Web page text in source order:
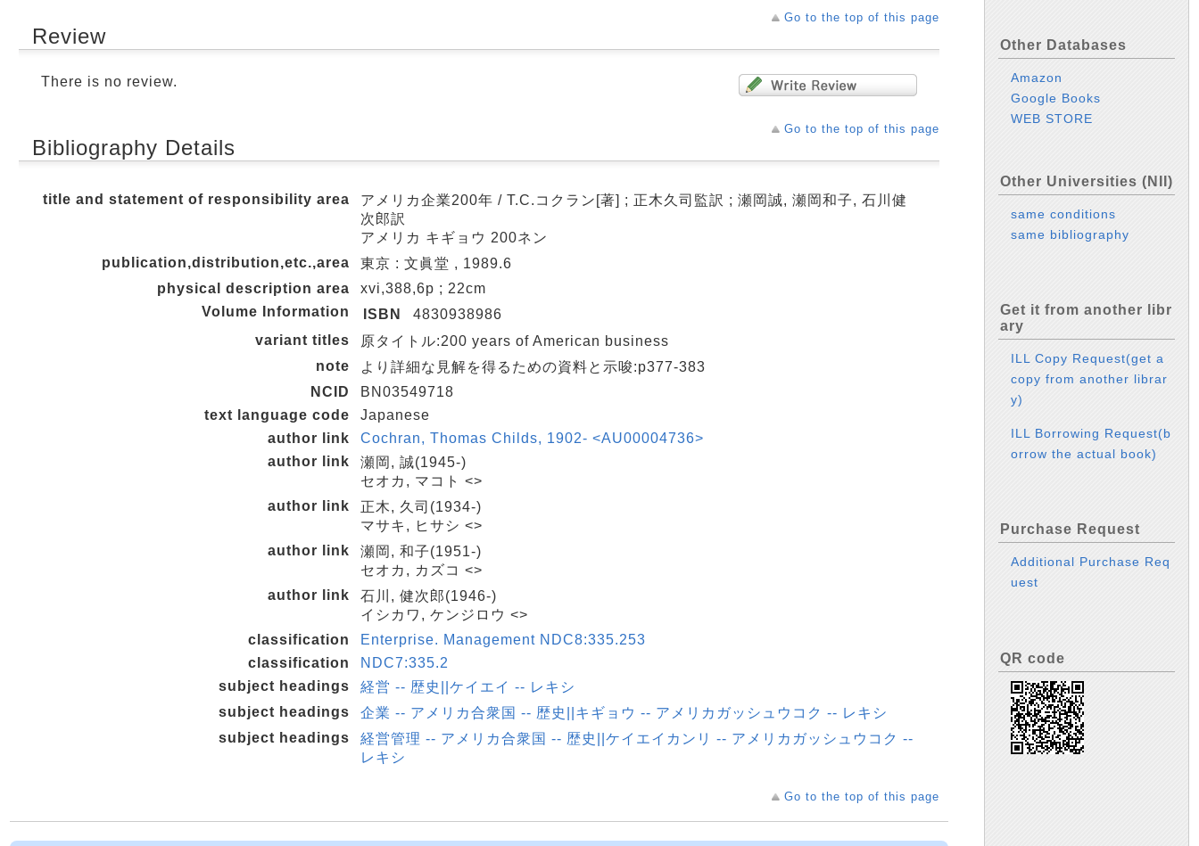
Go to the top of this page
Review
There is no review.
Go to the top of this page
Bibliography Details
title and statement of responsibility area
アメリカ企業200年 / T.C.コクラン[著] ; 正木久司監訳 ; 瀬岡誠, 瀬岡和子, 石川健
次郎訳
アメリカ キギョウ 200ネン
publication,distribution,etc.,area
東京 : 文眞堂 , 1989.6
physical description area
xvi,388,6p ; 22cm
Volume Information
ISBN
4830938986
variant titles
原タイトル:200 years of American business
note
より詳細な見解を得るための資料と示唆:p377-383
NCID
BN03549718
text language code
Japanese
author link
Cochran, Thomas Childs, 1902- <AU00004736>
author link
瀬岡, 誠(1945-)
セオカ, マコト <>
author link
正木, 久司(1934-)
マサキ, ヒサシ <>
author link
瀬岡, 和子(1951-)
セオカ, カズコ <>
author link
石川, 健次郎(1946-)
イシカワ, ケンジロウ <>
classification
Enterprise. Management NDC8:335.253
classification
NDC7:335.2
subject headings
経営 -- 歴史||ケイエイ -- レキシ
subject headings
企業 -- アメリカ合衆国 -- 歴史||キギョウ -- アメリカガッシュウコク -- レキシ
subject headings
経営管理 -- アメリカ合衆国 -- 歴史||ケイエイカンリ -- アメリカガッシュウコク --
レキシ
Go to the top of this page
Other Databases
Amazon
Google Books
WEB STORE
Other Universities (NII)
same conditions
same bibliography
Get it from another libr
ary
ILL Copy Request(get a
copy from another librar
y)
ILL Borrowing Request(b
orrow the actual book)
Purchase Request
Additional Purchase Req
uest
QR code